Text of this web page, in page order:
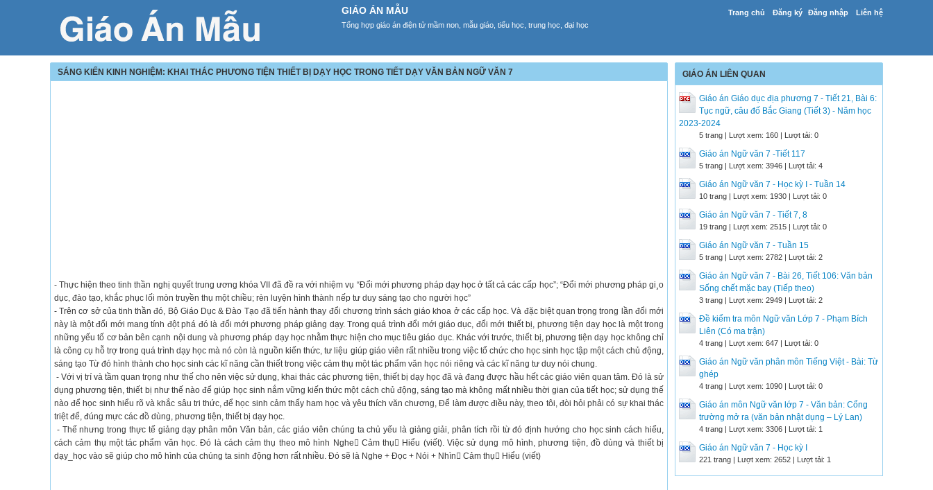
Trang chủ Đăng ký Đăng nhập Liên hệ
GIÁO ÁN MẪU
Tổng hợp giáo án điện tử mầm non, mẫu giáo, tiểu học, trung học, đại học
SÁNG KIẾN KINH NGHIỆM: KHAI THÁC PHƯƠNG TIỆN THIẾT BỊ DẠY HỌC TRONG TIẾT DẠY VĂN BẢN NGỮ VĂN 7
- Thực hiện theo tinh thần nghị quyết trung ương khóa VII đã đề ra với nhiệm vụ “Đổi mới phương pháp dạy học ở tất cả các cấp học”; “Đổi mới phương pháp gi¸o
dục, đào tạo, khắc phục lối mòn truyền thụ một chiều; rèn luyện hình thành nếp tư duy sáng tạo cho người học”
- Trên cơ sở của tinh thần đó, Bộ Giáo Dục & Đào Tạo đã tiến hành thay đổi chương trình sách giáo khoa ở các cấp học. Và đặc biệt quan trọng trong lần đổi mới
này là một đổi mới mang tính đột phá đó là đổi mới phương pháp giảng dạy. Trong quá trình đổi mới giáo dục, đổi mới thiết bị, phương tiện dạy học là một trong
những yếu tố cơ bản bên cạnh nội dung và phương pháp dạy học nhằm thực hiện cho mục tiêu giáo dục. Khác với trước, thiết bị, phương tiện dạy học không chỉ
là công cụ hỗ trợ trong quá trình dạy học mà nó còn là nguồn kiến thức, tư liệu giúp giáo viên rất nhiều trong việc tổ chức cho học sinh học tập một cách chủ động,
sáng tạo Từ đó hình thành cho học sinh các kĩ năng cần thiết trong việc cảm thụ một tác phẩm văn học nói riêng và các kĩ năng tư duy nói chung.
- Với vị trí và tầm quan trọng như thế cho nên việc sử dụng, khai thác các phương tiện, thiết bị dạy học đã và đang được hầu hết các giáo viên quan tâm. Đó là sử
dụng phương tiện, thiết bị như thế nào để giúp học sinh nắm vững kiến thức một cách chủ động, sáng tạo mà không mất nhiều thời gian của tiết học; sử dụng thế
nào để học sinh hiểu rõ và khắc sâu tri thức, để học sinh cảm thấy ham học và yêu thích văn chương, Để làm được điều này, theo tôi, đòi hỏi phải có sự khai thác
triệt để, đúng mực các đồ dùng, phương tiện, thiết bị dạy học.
- Thế nhưng trong thực tế giảng dạy phân môn Văn bản, các giáo viên chúng ta chủ yếu là giảng giải, phân tích rồi từ đó định hướng cho học sinh cách hiểu,
cách cảm thụ một tác phẩm văn học. Đó là cách cảm thụ theo mô hình Nghe Cảm thụ Hiểu (viết). Việc sử dụng mô hình, phương tiện, đồ dùng và thiết bị
dạy_học vào sẽ giúp cho mô hình của chúng ta sinh động hơn rất nhiều. Đó sẽ là Nghe + Đọc + Nói + Nhìn Cảm thụ Hiểu (viết)
GIÁO ÁN LIÊN QUAN
Giáo án Giáo dục địa phương 7 - Tiết 21, Bài 6:
Tục ngữ, câu đố Bắc Giang (Tiết 3) - Năm học
2023-2024
5 trang | Lượt xem: 160 | Lượt tải: 0
Giáo án Ngữ văn 7 -Tiết 117
5 trang | Lượt xem: 3946 | Lượt tải: 4
Giáo án Ngữ văn 7 - Học kỳ I - Tuần 14
10 trang | Lượt xem: 1930 | Lượt tải: 0
Giáo án Ngữ văn 7 - Tiết 7, 8
19 trang | Lượt xem: 2515 | Lượt tải: 0
Giáo án Ngữ văn 7 - Tuần 15
5 trang | Lượt xem: 2782 | Lượt tải: 2
Giáo án Ngữ văn 7 - Bài 26, Tiết 106: Văn bản
Sống chết mặc bay (Tiếp theo)
3 trang | Lượt xem: 2949 | Lượt tải: 2
Đề kiểm tra môn Ngữ văn Lớp 7 - Phạm Bích
Liên (Có ma trận)
4 trang | Lượt xem: 647 | Lượt tải: 0
Giáo án Ngữ văn phân môn Tiếng Việt - Bài: Từ
ghép
4 trang | Lượt xem: 1090 | Lượt tải: 0
Giáo án môn Ngữ văn lớp 7 - Văn bản: Cổng
trường mở ra (văn bản nhật dụng – Lý Lan)
4 trang | Lượt xem: 3306 | Lượt tải: 1
Giáo án Ngữ văn 7 - Học kỳ I
221 trang | Lượt xem: 2652 | Lượt tải: 1